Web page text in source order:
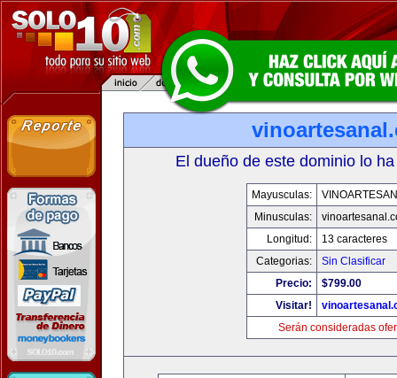
El dueño de este dominio lo
Mayusculas:
Minusculas:
Longitud:
13 caracteres
Categorias:
Sin Clasificar
Precio:
$799.00
Visitar!
Serán consideradas